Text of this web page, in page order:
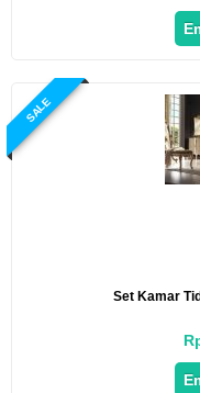
SALE
Set Kamar